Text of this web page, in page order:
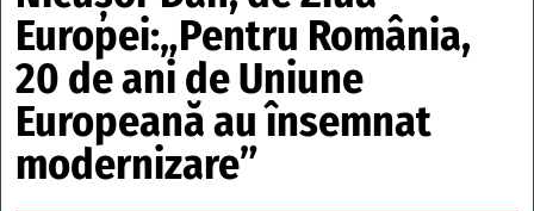
Europei:„Pentru România,
20 de ani de Uniune
Europeană au însemnat
modernizare”